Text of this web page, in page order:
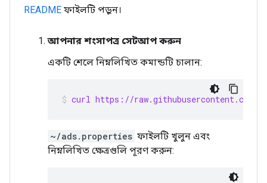
README ফাইলটি পড়ুন।
আপনার শংসাপত্র সেটআপ করুন
একটি শেলে নিম্নলিখিত কমান্ডটি চালান:
curl https://raw.githubusercontent.com/
~/ads.properties ফাইলটি খুলুন এবং
নিম্নলিখিত ক্ষেত্রগুলি পূরণ করুন: